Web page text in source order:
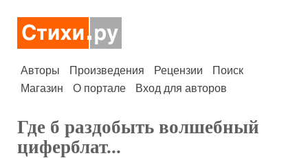
Авторы Произведения Рецензии
Поиск
Магазин
О портале Вход для авторов
Где б раздобыть волшебный
циферблат...